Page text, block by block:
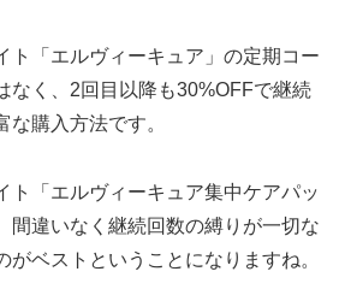
ト「エルヴィーキュア」の定期コー
なく、2回目以降も30%OFFで継続
な購入方法です。
ト「エルヴィーキュア集中ケアパッ
間違いなく継続回数の縛りが一切な
がベストということになりますね。